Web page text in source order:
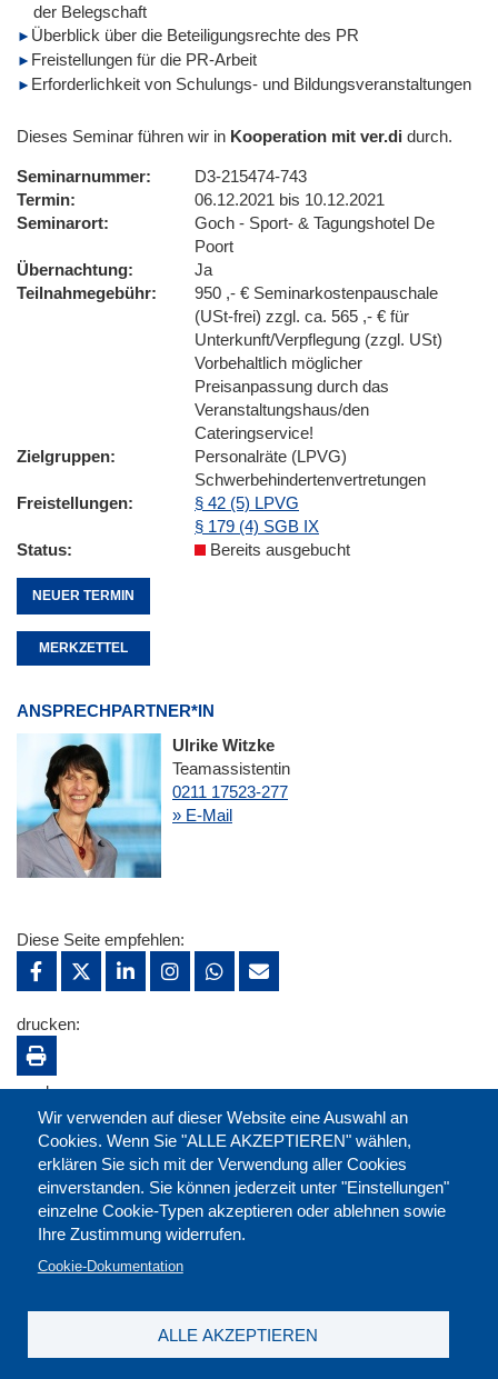
der Belegschaft
Überblick über die Beteiligungsrechte des PR
Freistellungen für die PR-Arbeit
Erforderlichkeit von Schulungs- und Bildungsveranstaltungen
Dieses Seminar führen wir in Kooperation mit ver.di durch.
Seminarnummer
D3-215474-743
Termin
06.12.2021 bis 10.12.2021
Seminarort
Goch - Sport- & Tagungshotel De
Poort
Übernachtung
Ja
Teilnahmegebühr
950 ,- € Seminarkostenpauschale
(USt-frei) zzgl. ca. 565 ,- € für
Unterkunft/Verpflegung (zzgl. USt)
Vorbehaltlich möglicher
Preisanpassung durch das
Veranstaltungshaus/den
Cateringservice!
Zielgruppen
Personalräte (LPVG)
Schwerbehindertenvertretungen
Freistellungen
§ 42 (5) LPVG
§ 179 (4) SGB IX
Status
Bereits ausgebucht
NEUER TERMIN
MERKZETTEL
ANSPRECHPARTNER*IN
Ulrike Witzke
Teamassistentin
0211 17523-277
» E-Mail
Wir verwenden auf dieser Website eine Auswahl an
Cookies. Wenn Sie "ALLE AKZEPTIEREN" wählen,
erklären Sie sich mit der Verwendung aller Cookies
einverstanden. Sie können jederzeit unter "Einstellungen"
einzelne Cookie-Typen akzeptieren oder ablehnen sowie
Ihre Zustimmung widerrufen.
Cookie-Dokumentation
ALLE AKZEPTIEREN
Diese Seite empfehlen:
drucken:
merken: